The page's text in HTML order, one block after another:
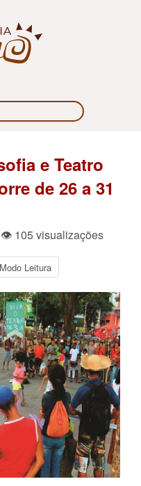
e Teatro
de 26 a 31
105 visualizações
Modo Leitura